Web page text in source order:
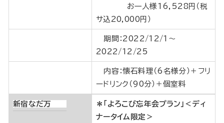
お一人様16,528円（税
サ込20,000円）
期間：2022/12/1～
2022/12/25
内容：懐石料理（6名様分）＋フリ
ードリンク（90分）＋個室料
新宿なだ万
＊「よろこび忘年会プラン」＜ディ
ナータイム限定＞